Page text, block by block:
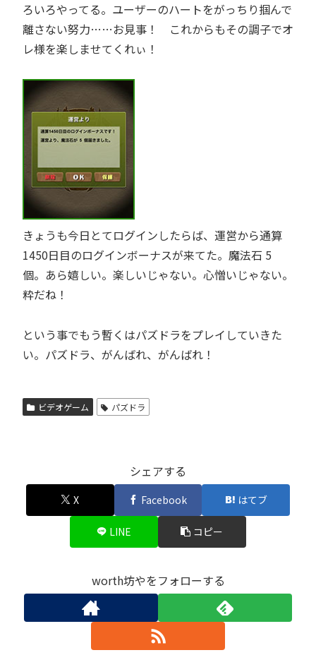
ろいろやってる。ユーザーのハートをがっちり掴んで
離さない努力……お見事！ これからもその調子でオ
レ様を楽しませてくれぃ！
きょうも今日とてログインしたらば、運営から通算
1450日目のログインボーナスが来てた。魔法石 5
個。あら嬉しい。楽しいじゃない。心憎いじゃない。
粋だね！
という事でもう暫くはパズドラをプレイしていきた
い。 パズドラ、がんばれ、がんばれ！
ビデオゲーム パズドラ
シェアする
X Facebook はてブ
LINE コピー
worth坊やをフォローする